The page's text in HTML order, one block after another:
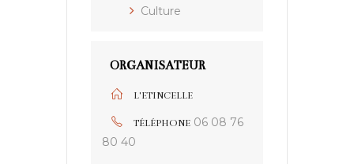
Culture
ORGANISATEUR
L'ETINCELLE
TÉLÉPHONE 06 08 76
80 40